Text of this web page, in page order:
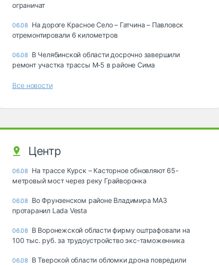
ограничат
06.08 На дороге Красное Село – Гатчина – Павловск
отремонтировали 6 километров
06.08 В Челябинской области досрочно завершили
ремонт участка трассы М‑5 в районе Сима
Все новости
Центр
06.08 На трассе Курск – Касторное обновляют 65-
метровый мост через реку Грайворонка
06.08 Во Фрунзенском районе Владимира МАЗ
протаранил Lada Vesta
06.08 В Воронежской области фирму оштрафовали на
100 тыс. руб. за трудоустройство экс-таможенника
06.08 В Тверской области обломки дрона повредили